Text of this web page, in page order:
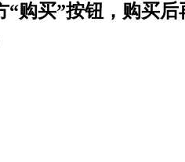
“购买”按钮，购买